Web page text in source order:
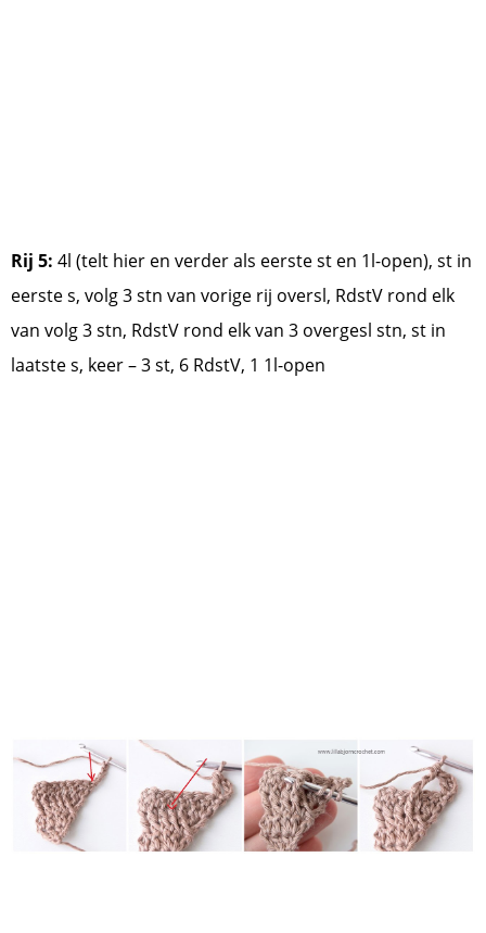
Rij 5: 4l (telt hier en verder als eerste st en 1l-open), st in
eerste s, volg 3 stn van vorige rij oversl, RdstV rond elk
van volg 3 stn, RdstV rond elk van 3 overgesl stn, st in
laatste s, keer – 3 st, 6 RdstV, 1 1l-open